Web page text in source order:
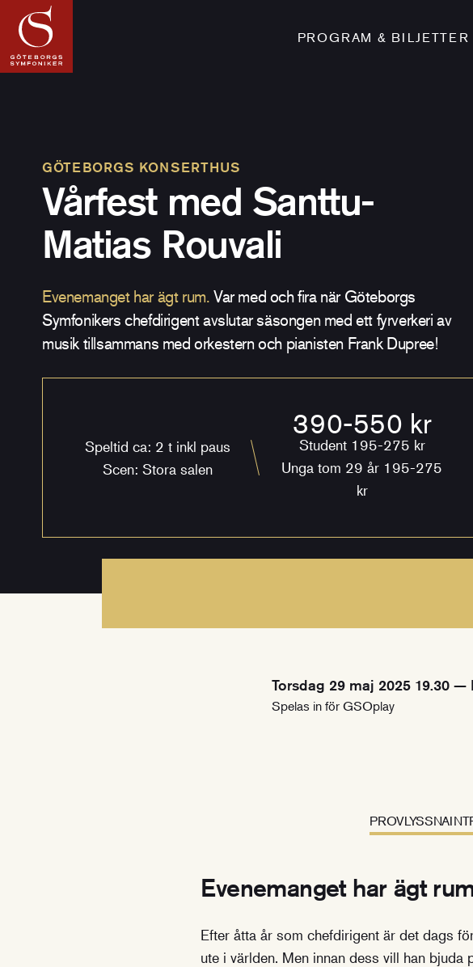
PROGRAM & BILJETTER
GÖTEBORGS KONSERTHUS
Vårfest med Santtu-
Matias Rouvali
Evenemanget har ägt rum. Var med och fira när Göteborgs
Symfonikers chefdirigent avslutar säsongen med ett fyrverkeri av
musik tillsammans med orkestern och pianisten Frank Dupree!
Speltid ca: 2 t inkl paus
Scen: Stora salen
390-550 kr
Student 195-275 kr
Unga tom 29 år 195-275
kr
Torsdag 29 maj 2025 19.30
Spelas in för GSOplay
PROVLYSSNA
Evenemanget har ägt
Efter åtta år som chefdirigent är det dags
ute i världen. Men innan dess vill han